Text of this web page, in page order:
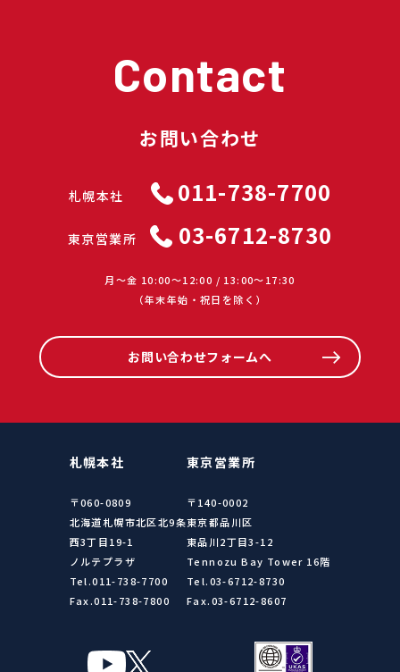
Contact
お問い合わせ
札幌本社 011-738-7700
東京営業所 03-6712-8730
月〜金 10:00〜12:00 / 13:00〜17:30
（年末年始・祝日を除く）
お問い合わせフォームへ
札幌本社
〒060-0809
北海道札幌市北区北9条
西3丁目19-1
ノルテプラザ
Tel.011-738-7700
Fax.011-738-7800
東京営業所
〒140-0002
東京都品川区
東品川2丁目3-12
Tennozu Bay Tower 16階
Tel.03-6712-8730
Fax.03-6712-8607